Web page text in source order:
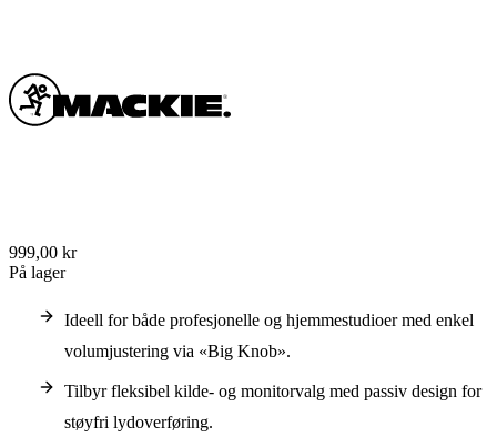
999,00 kr
På lager
Ideell for både profesjonelle og hjemmestudioer med enkel
volumjustering via «Big Knob».
Tilbyr fleksibel kilde- og monitorvalg med passiv design for
støyfri lydoverføring.